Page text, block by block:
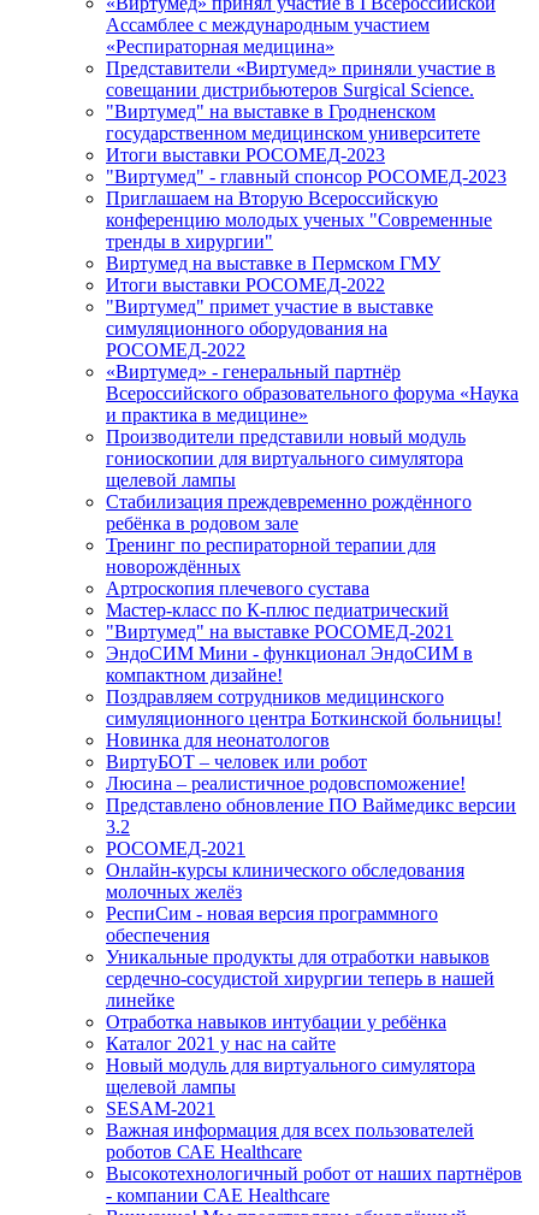
Ассамблее с международным участием
«Респираторная медицина»
Представители «Виртумед» приняли участие в
совещании дистрибьютеров Surgical Science.
"Виртумед" на выставке в Гродненском
государственном медицинском университете
Итоги выставки РОСОМЕД-2023
"Виртумед" - главный спонсор РОСОМЕД-2023
Приглашаем на Вторую Всероссийскую
конференцию молодых ученых "Современные
тренды в хирургии"
Виртумед на выставке в Пермском ГМУ
Итоги выставки РОСОМЕД-2022
"Виртумед" примет участие в выставке
симуляционного оборудования на
РОСОМЕД-2022
«Виртумед» - генеральный партнёр
Всероссийского образовательного форума «Наука
и практика в медицине»
Производители представили новый модуль
гониоскопии для виртуального симулятора
щелевой лампы
Стабилизация преждевременно рождённого
ребёнка в родовом зале
Тренинг по респираторной терапии для
новорождённых
Артроскопия плечевого сустава
Мастер-класс по К-плюс педиатрический
"Виртумед" на выставке РОСОМЕД-2021
ЭндоСИМ Мини - функционал ЭндоСИМ в
компактном дизайне!
Поздравляем сотрудников медицинского
симуляционного центра Боткинской больницы!
Новинка для неонатологов
ВиртуБОТ – человек или робот
Люсина – реалистичное родовспоможение!
Представлено обновление ПО Ваймедикс версии
3.2
РОСОМЕД-2021
Онлайн-курсы клинического обследования
молочных желёз
РеспиСим - новая версия программного
обеспечения
Уникальные продукты для отработки навыков
сердечно-сосудистой хирургии теперь в нашей
линейке
Отработка навыков интубации у ребёнка
Каталог 2021 у нас на сайте
Новый модуль для виртуального симулятора
щелевой лампы
SESAM-2021
Важная информация для всех пользователей
роботов САЕ Healthcare
Высокотехнологичный робот от наших партнёров
- компании CAE Healthcare